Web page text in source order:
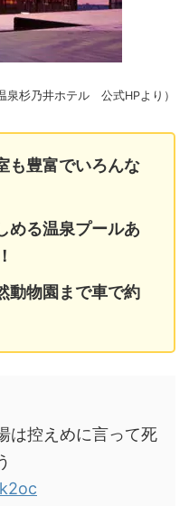
泉杉乃井ホテル 公式HPより）
も豊富でいろんな
める温泉プールあ
動物園まで車で約
は控えめに言って死